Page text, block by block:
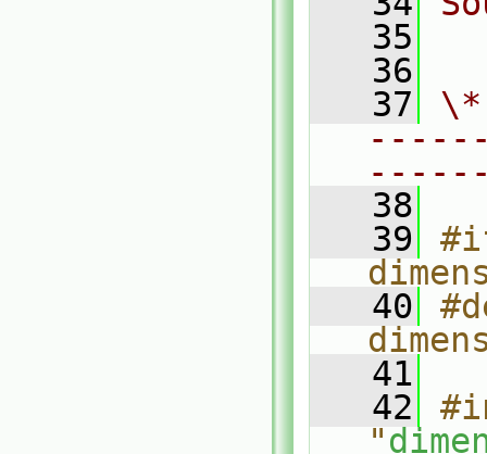
   35
   36
   37
   38
   39
   40
   41
   42
"